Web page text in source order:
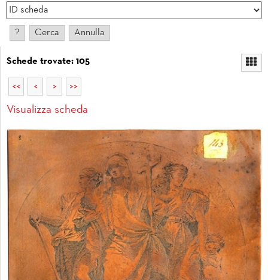
Schede trovate: 105
<< < > >>
Visualizza scheda